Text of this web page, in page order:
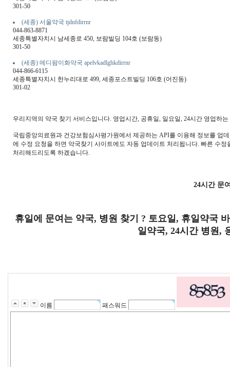
301-50
(세종) 서울약국 tjdnfdirrnr
044-863-8871
세종특별자치시 남세종로 450, 보람빌딩 104호 (보람동)
301-50
(세종) 메디팜이화약국 apelvkadlghkdirrnr
044-866-6115
세종특별자치시 한누리대로 499, 세종포스트빌딩 106호 (어진동)
301-02
우리지역의 약국 찾기 서비스입니다. 영업시간, 공휴일, 일요일, 24시간 영업하
국립중앙의료원과 건강보험심사평가원에서 제공하는 API를 이용해 정보를 업
에 수정 요청을 하면 약국찾기 사이트에도 자동 업데이트 처리됩니다. 빠른 수
처리해드리도록 하겠습니다.
24시간 문
휴일에 문여는 약국, 병원 찾기 ? 토요일, 휴일약국
일약국, 24시간 병원,
이름 패스워드